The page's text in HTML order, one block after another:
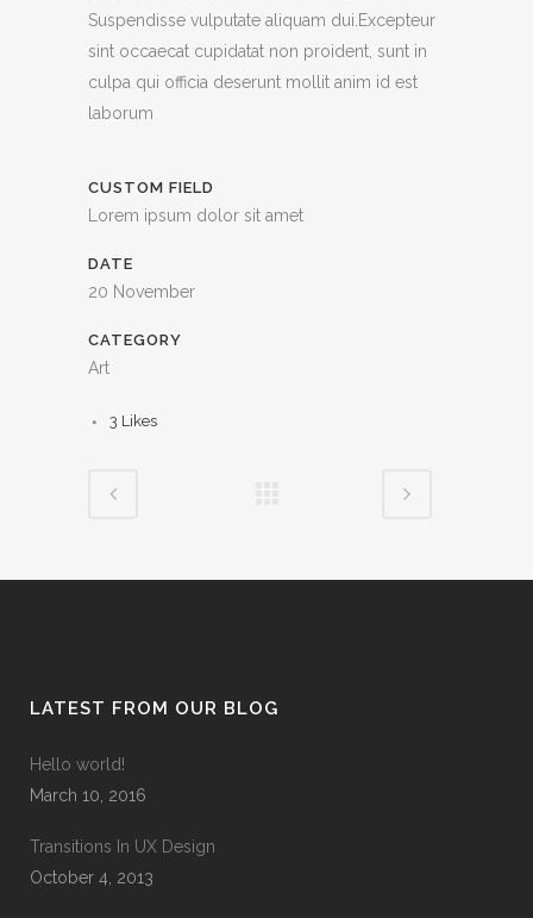
Suspendisse vulputate aliquam dui.Excepteur
sint occaecat cupidatat non proident, sunt in
culpa qui officia deserunt mollit anim id est
laborum
CUSTOM FIELD
Lorem ipsum dolor sit amet
DATE
20 November
CATEGORY
Art
3 Likes
LATEST FROM OUR BLOG
Hello world!
March 10, 2016
Transitions In UX Design
October 4, 2013